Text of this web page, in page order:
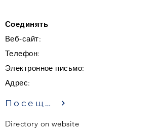
Соединять
Веб-сайт:
Телефон:
Электронное письмо:
Адрес:
Посещение
Directory on website